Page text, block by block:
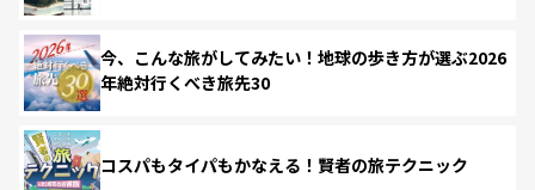
今、こんな旅がしてみたい！地球の歩き方が選ぶ2026
年絶対行くべき旅先30
コスパもタイパもかなえる！賢者の旅テクニック